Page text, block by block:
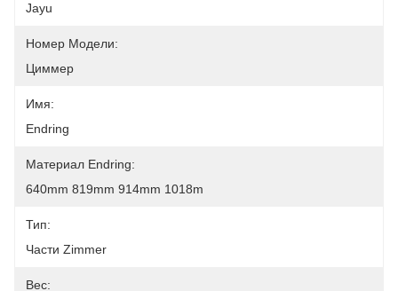
Jayu
Номер Модели:
Циммер
Имя:
Endring
Материал Endring:
640mm 819mm 914mm 1018m
Тип:
Части Zimmer
Вес: